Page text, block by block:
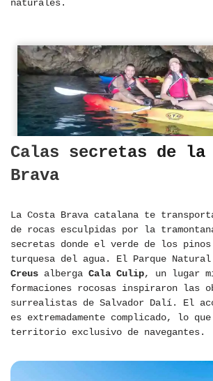
naturales.
Calas secretas de la
Brava
La Costa Brava catalana te
de rocas esculpidas por la
secretas donde el verde de los
turquesa del agua. El Parque
Creus alberga Cala Culip, un lugar
formaciones rocosas inspiraron las
surrealistas de Salvador Dalí. El
es extremadamente complicado, lo
territorio exclusivo de navegantes.